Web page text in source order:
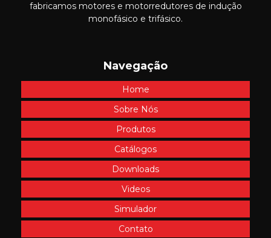
fabricamos motores e motorredutores de indução
monofásico e trifásico.
Navegação
Home
Sobre Nós
Produtos
Catálogos
Downloads
Videos
Simulador
Contato